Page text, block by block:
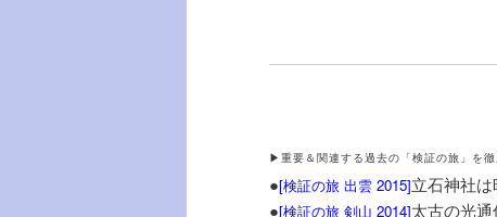
▶重要＆関連する過去の「検証の旅」を
●[検証の旅 出雲 2015]立石神社
●[検証の旅 剣山 2014]太古の光